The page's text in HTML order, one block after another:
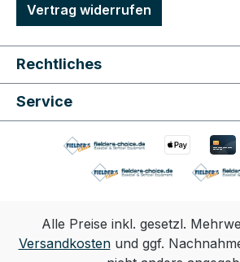
Vertrag widerrufen
Rechtliches
Service
Alle Preise inkl. gesetzl.
Versandkostenund ggf.